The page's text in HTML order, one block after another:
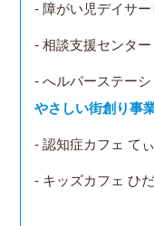
- 障がい児デイサー
- 相談支援センター
- へルパーステー
やさしい街創り事
- 認知症カフェ て
- キッズカフェ ひ